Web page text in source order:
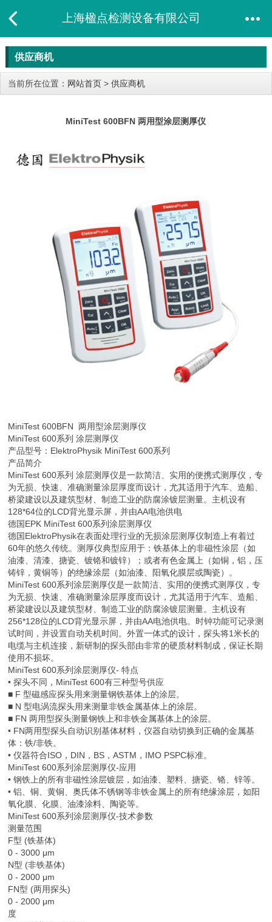
上海楹点检测设备有限公司
供应商机
当前所在位置： 网站首页 > 供应商机
MiniTest 600BFN 两用型涂层测厚仪
MiniTest 600BFN 两用型涂层测厚仪
MiniTest 600系列 涂层测厚仪
产品型号：ElektroPhysik MiniTest 600系列
产品简介
MiniTest 600系列 涂层测厚仪是一款简洁、实用的便携式测厚仪，专
为无损、快速、准确测量涂层厚度而设计，尤其适用于汽车、造船、
桥梁建设以及建筑型材、制造工业的防腐涂镀层测量。主机设有
128*64位的LCD背光显示屏，并由AA电池供电
德国EPK MiniTest 600系列涂层测厚仪
德国ElektroPhysik在表面处理行业的无损涂层测厚仪制造上有着过
60年的悠久传统。测厚仪典型应用于：铁基体上的非磁性涂层（如
油漆、清漆、搪瓷、镀铬和镀锌）；或者有色金属上（如铜，铝，压
铸锌，黄铜等）的绝缘涂层（如油漆、阳氧化膜层或陶瓷）。
MiniTest 600系列涂层测厚仪是一款简洁、实用的便携式测厚仪，专
为无损、快速、准确测量涂层厚度而设计，尤其适用于汽车、造船、
桥梁建设以及建筑型材、制造工业的防腐涂镀层测量。主机设有
256*128位的LCD背光显示屏，并由AA电池供电。时钟功能可记录测
试时间，并设置自动关机时间。外置一体式的设计，探头将1米长的
电缆与主机连接，新研制的探头部由非常的硬质材料制成，保证长期
使用不损坏。
MiniTest 600系列涂层测厚仪- 特点
• 探头不同，MiniTest 600有三种型号供应
■ F 型磁感应探头用来测量钢铁基体上的涂层。
■ N 型电涡流探头用来测量非铁金属基体上的涂层。
■ FN 两用型探头测量钢铁上和非铁金属基体上的涂层。
• FN两用型探头自动识别基体材料，仪器自动切换到正确的金属基
体：铁/非铁。
• 仪器符合ISO，DIN，BS，ASTM，IMO PSPC标准。
MiniTest 600系列涂层测厚仪-应用
• 钢铁上的所有非磁性涂层镀层，如油漆、塑料、搪瓷、铬、锌等。
• 铝、铜、黄铜、奥氏体不锈钢等非铁金属上的所有绝缘涂层，如阳
氧化膜、化膜、油漆涂料、陶瓷等。
MiniTest 600系列涂层测厚仪-技术参数
测量范围
F型 (铁基体)
0 - 3000 μm
N型 (非铁基体)
0 - 2000 μm
FN型 (两用探头)
0 - 2000 μm
度